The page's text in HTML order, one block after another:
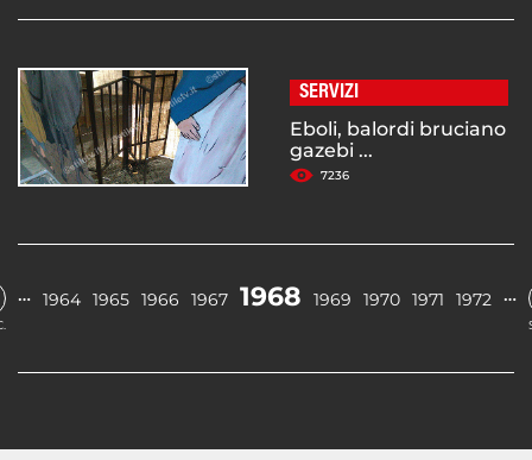
SERVIZI
Eboli, balordi bruciano
gazebi ...
7236
… 1964 1965 1966 1967 1968 1969 1970 1971 1972 …